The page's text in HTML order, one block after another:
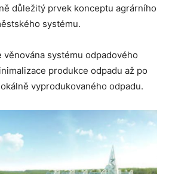
důležitý prvek konceptu agrárního
systému.
věnována systému odpadového
produkce odpadu až po
vyprodukovaného odpadu.